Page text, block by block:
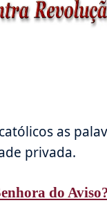
as
privada.
do